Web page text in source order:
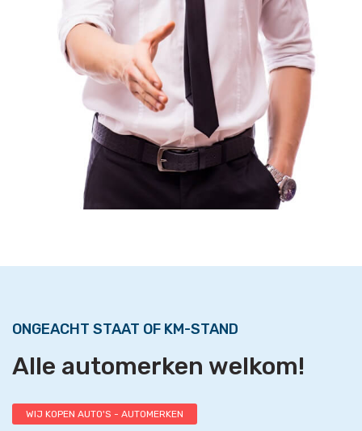
ONGEACHT STAAT OF KM-STAND
Alle automerken welkom!
WIJ KOPEN AUTO'S - AUTOMERKEN